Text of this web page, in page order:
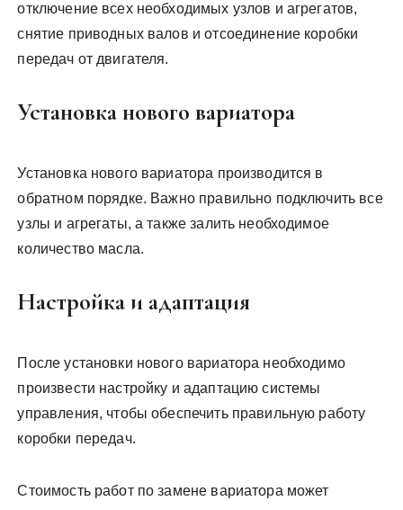
отключение всех необходимых узлов и агрегатов,
снятие приводных валов и отсоединение коробки
передач от двигателя.
Установка нового вариатора
Установка нового вариатора производится в
обратном порядке. Важно правильно подключить все
узлы и агрегаты, а также залить необходимое
количество масла.
Настройка и адаптация
После установки нового вариатора необходимо
произвести настройку и адаптацию системы
управления, чтобы обеспечить правильную работу
коробки передач.
Стоимость работ по замене вариатора может